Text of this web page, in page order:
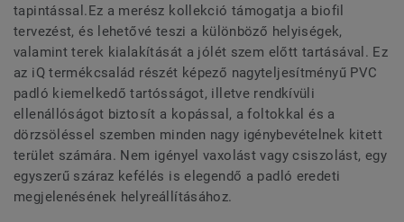
tapintással.Ez a merész kollekció támogatja a biofil
tervezést, és lehetővé teszi a különböző helyiségek,
valamint terek kialakítását a jólét szem előtt tartásával. Ez
az iQ termékcsalád részét képező nagyteljesítményű PVC
padló kiemelkedő tartósságot, illetve rendkívüli
ellenállóságot biztosít a kopással, a foltokkal és a
dörzsöléssel szemben minden nagy igénybevételnek kitett
terület számára. Nem igényel vaxolást vagy csiszolást, egy
egyszerű száraz kefélés is elegendő a padló eredeti
megjelenésének helyreállításához.